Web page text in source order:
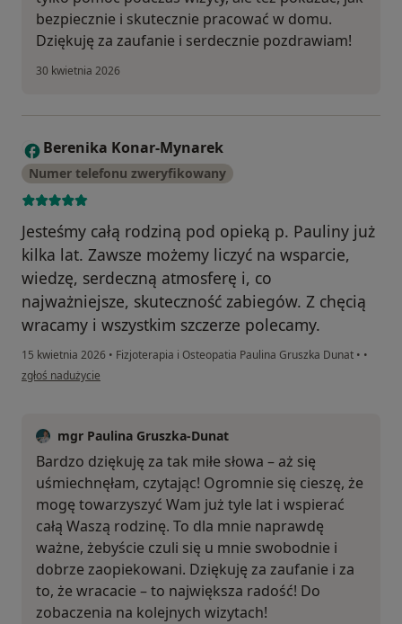
bezpiecznie i skutecznie pracować w domu.
Dziękuję za zaufanie i serdecznie pozdrawiam!
30 kwietnia 2026
B Berenika Konar-Mynarek
Numer telefonu zweryfikowany
Jesteśmy całą rodziną pod opieką p. Pauliny już
kilka lat. Zawsze możemy liczyć na wsparcie,
wiedzę, serdeczną atmosferę i, co
najważniejsze, skuteczność zabiegów. Z chęcią
wracamy i wszystkim szczerze polecamy.
15 kwietnia 2026 • Fizjoterapia i Osteopatia Paulina Gruszka Dunat • •
w opinii użytkownika Berenika Konar-Mynarek
zgłoś nadużycie
mgr Paulina Gruszka-Dunat
Bardzo dziękuję za tak miłe słowa – aż się
uśmiechnęłam, czytając! Ogromnie się cieszę, że
mogę towarzyszyć Wam już tyle lat i wspierać
całą Waszą rodzinę. To dla mnie naprawdę
ważne, żebyście czuli się u mnie swobodnie i
dobrze zaopiekowani. Dziękuję za zaufanie i za
to, że wracacie – to największa radość! Do
zobaczenia na kolejnych wizytach!